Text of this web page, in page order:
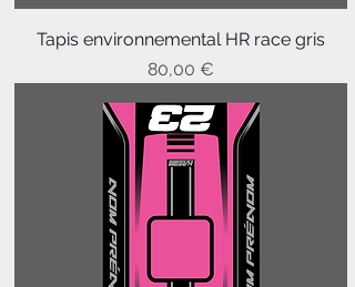
Tapis environnemental HR race gris
Prix
80,00 €